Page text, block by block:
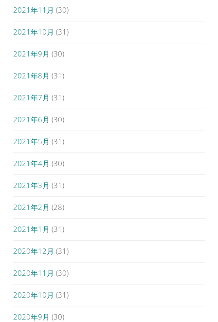
2021年11月 (30)
2021年10月 (31)
2021年9月 (30)
2021年8月 (31)
2021年7月 (31)
2021年6月 (30)
2021年5月 (31)
2021年4月 (30)
2021年3月 (31)
2021年2月 (28)
2021年1月 (31)
2020年12月 (31)
2020年11月 (30)
2020年10月 (31)
2020年9月 (30)